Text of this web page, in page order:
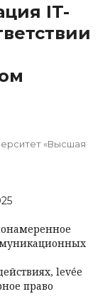
IT-
«Высшая
levée
право